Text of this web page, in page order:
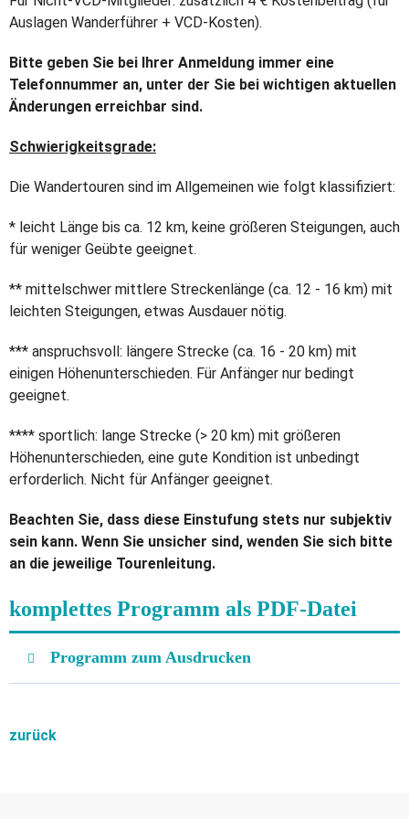
Tageskarte (+ € 4,-- für VCD-Nichtmitglieder).
Anmeldung bis zum 1.Juli 2022
oder 0151 50568813 e-mail: bmolsberger[at]t-online.de
Auslagen Wanderführer + VCD-Kosten).
Bitte geben Sie bei Ihrer Anmeldung immer eine
Telefonnummer an, unter der Sie bei wichtigen aktu­ellen
Änderungen erreichbar sind.
Schwierigkeitsgrade:
Die Wandertouren sind im Allgemeinen wie folgt klassifiziert:
* leicht Länge bis ca. 12 km, keine größeren Steigungen, auch
für weniger Geübte geeignet.
** mittelschwer mittlere Streckenlänge (ca. 12 - 16 km) mit
leichten Steigungen, etwas Ausdauer nötig.
*** anspruchsvoll: längere Strecke (ca. 16 - 20 km) mit
einigen Höhenunterschieden. Für Anfänger nur bedingt
geeignet.
**** sportlich: lange Strecke (> 20 km) mit größeren
Höhenunterschieden, eine gute Kondition ist unbedingt
erforderlich. Nicht für Anfänger geeignet.
Beachten Sie, dass diese Einstufung stets nur subjektiv
sein kann. Wenn Sie unsicher sind, wenden Sie sich bitte
an die jeweilige Tourenleitung.
komplettes Programm als PDF-Datei
Programm zum Ausdrucken
zurück